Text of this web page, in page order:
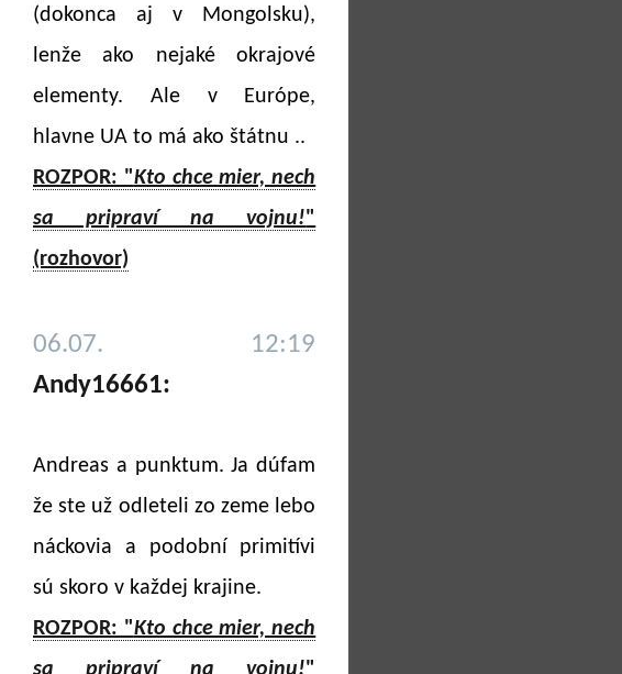
(dokonca aj v Mongolsku),
lenže ako nejaké okrajové
elementy. Ale v Európe,
hlavne UA to má ako štátnu ..
ROZPOR: "Kto chce mier, nech
sa pripraví na vojnu!"
(rozhovor)
06.07. 12:19
Andy16661:
Andreas a punktum. Ja dúfam
že ste už odleteli zo zeme lebo
náckovia a podobní primitívi
sú skoro v každej krajine.
ROZPOR: "Kto chce mier, nech
sa pripraví na vojnu!"